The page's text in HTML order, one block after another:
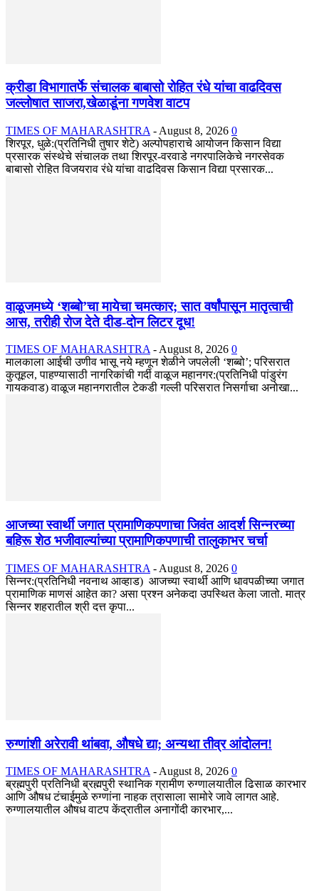
क्रीडा विभागातर्फे संचालक बाबासो रोहित रंधे यांचा वाढदिवस
जल्लोषात साजरा,खेळाडूंना गणवेश वाटप
TIMES OF MAHARASHTRA - August 8, 2026 0
शिरपूर, धुळे:(प्रतिनिधी तुषार शेटे) अल्पोपहाराचे आयोजन किसान विद्या
प्रसारक संस्थेचे संचालक तथा शिरपूर-वरवाडे नगरपालिकेचे नगरसेवक
बाबासो रोहित विजयराव रंधे यांचा वाढदिवस किसान विद्या प्रसारक...
वाळूजमध्ये ‘शब्बो’चा मायेचा चमत्कार; सात वर्षांपासून मातृत्वाची
आस, तरीही रोज देते दीड-दोन लिटर दूध!
TIMES OF MAHARASHTRA - August 8, 2026 0
मालकाला आईची उणीव भासू नये म्हणून शेळीने जपलेली ‘शब्बो’; परिसरात
कुतूहल, पाहण्यासाठी नागरिकांची गर्दी वाळूज महानगर:(प्रतिनिधी पांडुरंग
गायकवाड) वाळूज महानगरातील टेकडी गल्ली परिसरात निसर्गाचा अनोखा...
आजच्या स्वार्थी जगात प्रामाणिकपणाचा जिवंत आदर्श सिन्नरच्या
बहिरू शेठ भजीवाल्यांच्या प्रामाणिकपणाची तालुकाभर चर्चा
TIMES OF MAHARASHTRA - August 8, 2026 0
सिन्नर:(प्रतिनिधी नवनाथ आव्हाड) आजच्या स्वार्थी आणि धावपळीच्या जगात
प्रामाणिक माणसं आहेत का? असा प्रश्न अनेकदा उपस्थित केला जातो. मात्र
सिन्नर शहरातील श्री दत्त कृपा...
रुग्णांशी अरेरावी थांबवा, औषधे द्या; अन्यथा तीव्र आंदोलन!
TIMES OF MAHARASHTRA - August 8, 2026 0
ब्रह्मपुरी प्रतिनिधी ब्रह्मपुरी स्थानिक ग्रामीण रुग्णालयातील ढिसाळ कारभार
आणि औषध टंचाईमुळे रुग्णांना नाहक त्रासाला सामोरे जावे लागत आहे.
रुग्णालयातील औषध वाटप केंद्रातील अनागोंदी कारभार,...